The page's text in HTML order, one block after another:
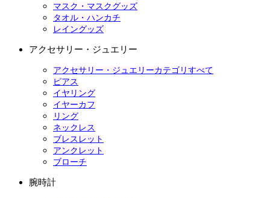
マスク・マスクグッズ
タオル・ハンカチ
レイングッズ
アクセサリー・ジュエリー
アクセサリー・ジュエリーカテゴリすべて
ピアス
イヤリング
イヤーカフ
リング
ネックレス
ブレスレット
アンクレット
ブローチ
腕時計